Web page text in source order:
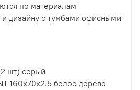
по материалам
и дизайну с тумбами офисными
шт) серый
160х70х2.5 белое дерево